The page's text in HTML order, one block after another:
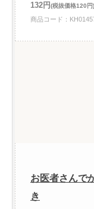
132円(税抜価格120円)
商品コード：
お医者さんで
き